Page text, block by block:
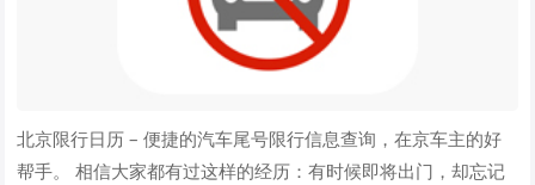
北京限行日历 – 便捷的汽车尾号限行信息查询，在京车主的好
帮手。 相信大家都有过这样的经历：有时候即将出门，却忘记